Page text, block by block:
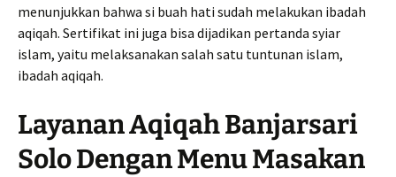
menunjukkan bahwa si buah hati sudah melakukan ibadah
aqiqah. Sertifikat ini juga bisa dijadikan pertanda syiar
islam, yaitu melaksanakan salah satu tuntunan islam,
ibadah aqiqah.
Layanan Aqiqah Banjarsari
Solo Dengan Menu Masakan